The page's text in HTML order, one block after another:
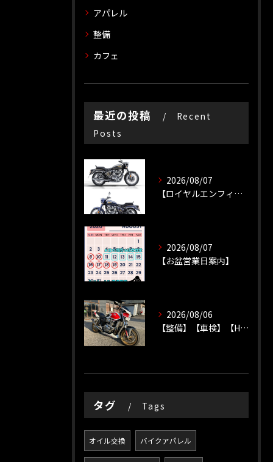
アパレル
整備
カフェ
最近の投稿
Recent
Posts
2026/08/07
【ロイヤルエンフィールド】【新車種】
2026/08/07
【お盆営業日案内】
2026/08/06
【整備】【車検】【HONDA】
タグ Tags
オイル交換 バイクアパレル